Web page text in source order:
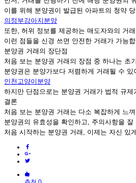
이를 위해 분양권이 발급된 아파트의 청약
의정부강아지분양
또한, 허위 정보를 제공하는 매도자와의 거
이런 점들을 신경 쓰면 안전한 거래가 가능
분양권 거래의 장단점
처음 보는 분양권 거래의 장점 중 하나는 초
분양권은 분양가보다 저렴하게 거래될 수
인천고양이분양
하지만 단점으로는 분양권 거래가 법적 규
결론
처음 보는 분양권 거래는 다소 복잡하게 느
분양권의 유효성을 확인하고, 주의사항을
처음 시작하는 분양권 거래, 이제는 자신 있